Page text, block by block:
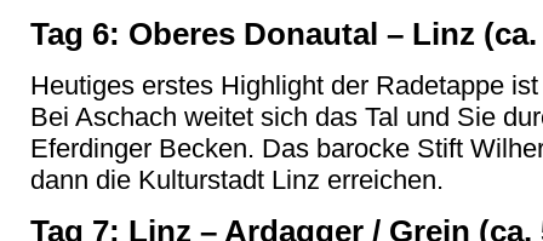
Tag 6: Oberes Donautal – Linz
Heutiges erstes Highlight der Radetappe
Bei Aschach weitet sich das Tal und Sie
Eferdinger Becken. Das barocke Stift
dann die Kulturstadt Linz erreichen.
Tag 7: Linz – Ardagger / Grein (ca.